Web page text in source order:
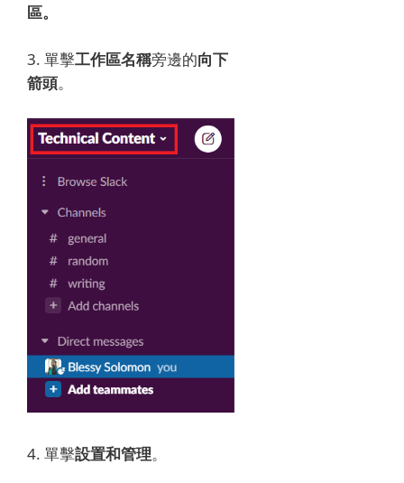
區。
3. 單擊工作區名稱旁邊的向下
箭頭。
4. 單擊設置和管理。